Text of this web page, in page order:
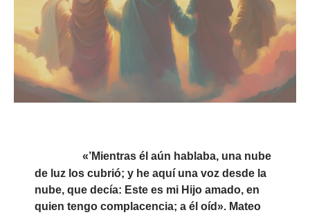
«’Mientras él aún hablaba, una nube
de luz los cubrió; y he aquí una voz desde la
nube, que decía: Este es mi Hijo amado, en
quien tengo complacencia; a él oíd». Mateo